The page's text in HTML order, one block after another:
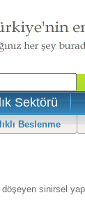
Sektörü
Beslenme
döşeyen sinirsel